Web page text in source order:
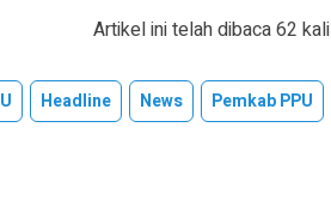
Artikel ini telah dibaca 62 kali
Headline News
Pemkab PPU